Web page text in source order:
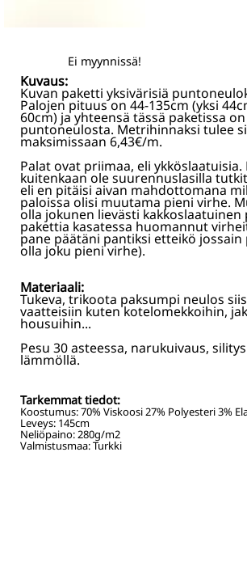
Ei myynnissä!
Kuvaus:
Kuvan paketti yksivärisiä
Palojen pituus on 44-135cm (yksi
60cm) ja yhteensä tässä paketissa
puntoneulosta. Metrihinnaksi tulee
maksimissaan 6,43€/m.
Palat ovat priimaa, eli ykköslaatuisia.
kuitenkaan ole suurennuslasilla
eli en pitäisi aivan mahdottomana
paloissa olisi muutama pieni virhe.
olla jokunen lievästi kakkoslaatuinen
pakettia kasatessa huomannut
pane päätäni pantiksi etteikö jossain
olla joku pieni virhe).
Materiaali:
Tukeva, trikoota paksumpi neulos
vaatteisiin kuten kotelomekkoihin,
housuihin...
Pesu 30 asteessa, narukuivaus,
lämmöllä.
Tarkemmat tiedot:
Koostumus:70% Viskoosi 27% Polyesteri 3%
Leveys: 145cm
Neliöpaino:280g/m2
Valmistusmaa: Turkki